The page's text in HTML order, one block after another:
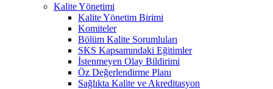
Kalite Yönetimi
Kalite Yönetim Birimi
Komiteler
Bölüm Kalite Sorumluları
SKS Kapsamındaki Eğitimler
İstenmeyen Olay Bildirimi
Öz Değerlendirme Planı
Sağlıkta Kalite ve Akreditasyon